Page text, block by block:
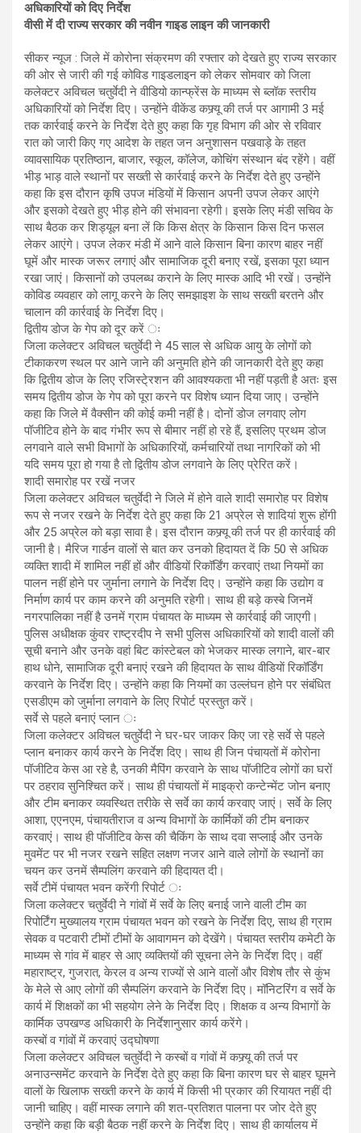
अधिकारियों को दिए निर्देश
वीसी में दी राज्य सरकार की नवीन गाइड लाइन की जानकारी
सीकर न्यूज : जिले में कोरोना संक्रमण की रफ्तार को देखते हुए राज्य सरकार
की ओर से जारी की गई कोविड गाइडलाइन को लेकर सोमवार को जिला
कलेक्टर अविचल चतुर्वेदी ने वीडियो कान्फ्रेंस के माध्यम से ब्लॉक स्तरीय
अधिकारियों को निर्देश दिए। उन्होंने वीकेंड कफ्र्यू की तर्ज पर आगामी 3 मई
तक कार्रवाई करने के निर्देश देते हुए कहा कि गृह विभाग की ओर से रविवार
रात को जारी किए गए आदेश के तहत जन अनुशासन पखवाड़े के तहत
व्यावसायिक प्रतिष्ठान, बाजार, स्कूल, कॉलेज, कोचिंग संस्थान बंद रहेंगे। वहीं
भीड़ भाड़ वाले स्थानों पर सख्ती से कार्रवाई करने के निर्देश देते हुए उन्होंने
कहा कि इस दौरान कृषि उपज मंडियों में किसान अपनी उपज लेकर आएंगे
और इसको देखते हुए भीड़ होने की संभावना रहेगी। इसके लिए मंडी सचिव के
साथ बैठक कर शिड्यूल बना लें कि किस क्षेत्र के किसान किस दिन फसल
लेकर आएंगे। उपज लेकर मंडी में आने वाले किसान बिना कारण बाहर नहीं
घूमें और मास्क जरूर लगाएं और सामाजिक दूरी बनाए रखें, इसका पूरा ध्यान
रखा जाएं। किसानों को उपलब्ध कराने के लिए मास्क आदि भी रखें। उन्होंने
कोविड व्यवहार को लागू करने के लिए समझाइश के साथ सख्ती बरतने और
चालान की कार्रवाई के निर्देश दिए।
द्वितीय डोज के गेप को दूर करें ः
जिला कलेक्टर अविचल चतुर्वेदी ने 45 साल से अधिक आयु के लोगों को
टीकाकरण स्थल पर आने जाने की अनुमति होने की जानकारी देते हुए कहा
कि द्वितीय डोज के लिए रजिस्टे्रशन की आवश्यकता भी नहीं पड़ती है अतः इस
समय द्वितीय डोज के गेप को पूरा करने पर विशेष ध्यान दिया जाए। उन्होंने
कहा कि जिले में वैक्सीन की कोई कमी नहीं है। दोनों डोज लगवाए लोग
पॉजीटिव होने के बाद गंभीर रूप से बीमार नहीं हो रहे हैं, इसलिए प्रथम डोज
लगवाने वाले सभी विभागों के अधिकारियों, कर्मचारियों तथा नागरिकों को भी
यदि समय पूरा हो गया है तो द्वितीय डोज लगवाने के लिए प्रेरित करें।
शादी समारोह पर रखें नजर
जिला कलेक्टर अविचल चतुर्वेदी ने जिले में होने वाले शादी समारोह पर विशेष
रूप से नजर रखने के निर्देश देते हुए कहा कि 21 अप्रेल से शादियां शुरू होंगी
और 25 अप्रेल को बड़ा सावा है। इस दौरान कफ्र्यू की तर्ज पर ही कार्रवाई की
जानी है। मैरिज गार्डन वालों से बात कर उनको हिदायत दें कि 50 से अधिक
व्यक्ति शादी में शामिल नहीं हों और वीडियों रिकॉर्डिंग करवाएं तथा नियमों का
पालन नहीं होने पर जुर्माना लगाने के निर्देश दिए। उन्होंने कहा कि उद्योग व
निर्माण कार्य पर काम करने की अनुमति रहेगी। साथ ही बड़े कस्बे जिनमें
नगरपालिका नहीं है उनमें ग्राम पंचायत के माध्यम से कार्रवाई की जाएगी।
पुलिस अधीक्षक कुंवर राष्ट्रदीप ने सभी पुलिस अधिकारियों को शादी वालों की
सूची बनाने और उनके वहां बिट कांस्टेबल को भेजकर मास्क लगाने, बार-बार
हाथ धोने, सामाजिक दूरी बनाएं रखने की हिदायत के साथ वीडियाें रिकॉर्डिंग
करवाने के निर्देश दिए। उन्होंने कहा कि नियमों का उल्लंघन होने पर संबंधित
एसडीएम को जुर्माना लगवाने के लिए रिपोर्ट प्रस्तुत करें।
सर्वे से पहले बनाएं प्लान ः
जिला कलेक्टर अविचल चतुर्वेदी ने घर-घर जाकर किए जा रहे सर्वे से पहले
प्लान बनाकर कार्य करने के निर्देश दिए। साथ ही जिन पंचायतों में कोरोना
पॉजीटिव केस आ रहे है, उनकी मैपिंग करवाने के साथ पॉजीटिव लोगों का घरों
पर ठहराव सुनिश्चित करें। साथ ही पंचायतों में माइक्रो कन्टेन्मेंट जोन बनाए
और टीम बनाकर व्यवस्थित तरीके से सर्वे का कार्य करवाए जाएं। सर्वे के लिए
आशा, एएनएम, पंचायतीराज व अन्य विभागों के कार्मिकों की टीम बनाकर
करवाएं। साथ ही पॉजीटिव केस की चैकिंग के साथ दवा सप्लाई और उनके
मुवमेंट पर भी नजर रखने सहित लक्षण नजर आने वाले लोगों के स्थानों का
चयन कर उनमें सैम्पलिंग करवाने की हिदायत दी।
सर्वे टीमें पंचायत भवन करेंगी रिपोर्ट ः
जिला कलेक्टर चतुर्वेदी ने गांवों में सर्वे के लिए बनाई जाने वाली टीम का
रिपोर्टिंग मुख्यालय ग्राम पंचायत भवन को रखने के निर्देश दिए, साथ ही ग्राम
सेवक व पटवारी टीमों टीमों के आवागमन को देखेंगे। पंचायत स्तरीय कमेटी के
माध्यम से गांव में बाहर से आए व्यक्तियों की सूचना लेने के निर्देश दिए। वहीं
महाराष्ट्र, गुजरात, केरल व अन्य राज्यों से आने वालों और विशेष तौर से कुंभ
के मेले से आए लोगों की सैम्पलिंग करवाने के निर्देश दिए। मॉनिटरिंग व सर्वे के
कार्य में शिक्षकों का भी सहयोग लेने के निर्देश दिए। शिक्षक व अन्य विभागों के
कार्मिक उपखण्ड अधिकारी के निर्देशानुसार कार्य करेंगे।
कस्बों व गांवों में करवाएं उद्घोषणा
जिला कलेक्टर अविचल चतुर्वेदी ने कस्बों व गांवों में कफ्र्यू की तर्ज पर
अनाउन्समेंट करवाने के निर्देश देते हुए कहा कि बिना कारण घर से बाहर घूमने
वालों के खिलाफ सख्ती करने के कार्य में किसी भी प्रकार की रियायत नहीं दी
जानी चाहिए। वहीं मास्क लगाने की शत-प्रतिशत पालना पर जोर देते हुए
उन्होंने कहा कि बड़ी बैठक नहीं करने के निर्देश दिए। साथ ही कार्यालय में